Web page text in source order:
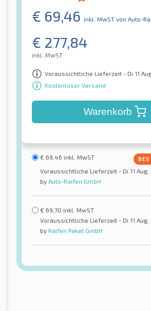
€ 69,46 inkl. MwST von Auto-
€ 277,84
inkl. MwST
Voraussichtliche Lieferzeit - Di 11
Kostenloser Versand
Warenkorb
€ 69,46 inkl. MwST
Voraussichtliche Lieferzeit - Di 11 Aug.
by Auto-Raifen GmbH
€ 69,70 inkl. MwST
Voraussichtliche Lieferzeit - Di 11 Aug.
by Raifen Paket GmbH